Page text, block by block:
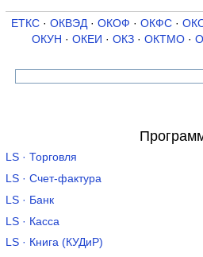
ЕТКС · ОКВЭД · ОКОФ · ОКФС ·
ОКУН · ОКЕИ · ОКЗ· ОКТМО·
LS · Торговля
LS · Счет-фактура
LS · Банк
LS · Касса
LS · Книга (КУДиР)